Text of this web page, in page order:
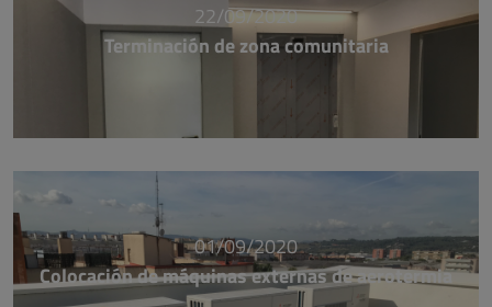
22/09/2020
Terminación de zona comunitaria
01/09/2020
Colocación de máquinas externas de aerotermia